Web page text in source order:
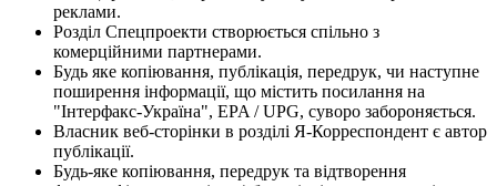
реклами.
Розділ Спецпроекти створюється спільно з
комерційними партнерами.
Будь яке копіювання, публікація, передрук, чи наступне
поширення інформації, що містить посилання на
"Інтерфакс-Україна", EPA / UPG, суворо забороняється.
Власник веб-сторінки в розділі Я-Корреспондент є автор
публікації.
Будь-яке копіювання, передрук та відтворення